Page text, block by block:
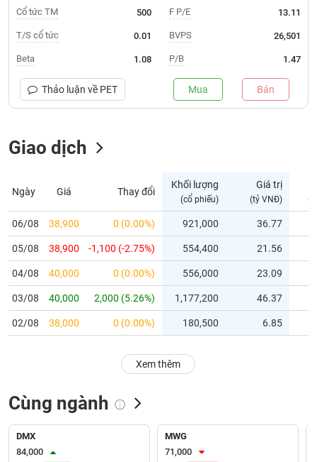
thái
cổ
phiếu
Quy
mô
trường
Niêm
mới
Niêm
yết
bổ
sung
Hủy
niêm
đặc
Không
được
Cổ tức TM 500
T/S cổ tức 0.01
Beta 1.08
F P/E 13.11
BVPS 26,501
P/B 1.47
Thảo luận về PET Mua Bán
Giao dịch
Ngày Giá Thay đổi
Khối lượng
(cổ phiếu)
Giá trị
(tỷ VNĐ)
06/08 38,900 0 (0.00%) 921,000 36.77
05/08 38,900 -1,100 (-2.75%) 554,400 21.56
04/08 40,000 0 (0.00%) 556,000 23.09
03/08 40,000 2,000 (5.26%) 1,177,200 46.37
02/08 38,000 0 (0.00%) 180,500 6.85
Xem thêm
Cùng ngành
DMX
84,000
MWG
71,000
NGÀNH
DOANH
PHIẾU
PHÁI
SINH
TRÁI
PHIẾU
CỤ
ĐẦU
TƯ